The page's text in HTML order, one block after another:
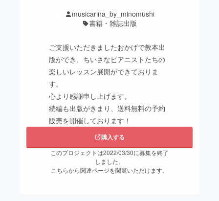
テクノロジー・ガジェット
映像・映画
ビジネス・起業
まちづくり・地域活性化
CAMPFIRE for Social Good
CAMPFIREふるさと納税machi-yaコミュニティ
musicarina_by_minomushi
書籍・雑誌出版
ご支援いただきましたおかげで教本出
版ができ、ちいさなピアニストたちの
楽しいレッスン展開ができておりま
す。
心より感謝申し上げます。
続編も出版がきまり、送料無料の予約
販売を開催しております！
購入する
このプロジェクトは2022/03/30に募集を終了
しました。
こちらから関連ページを閲覧いただけます。